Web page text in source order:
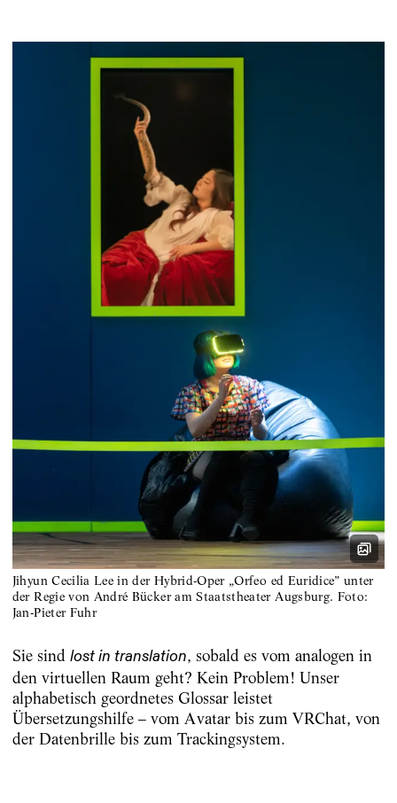
Jihyun Cecilia Lee in der Hybrid-Oper „Orfeo ed Euridice” unter
der Regie von André Bücker am Staatstheater Augsburg. Foto:
Jan-Pieter Fuhr
Sie sind lost in translation, sobald es vom analogen in
den virtuellen Raum geht? Kein Problem! Unser
alphabetisch geordnetes Glossar leistet
Übersetzungshilfe – vom Avatar bis zum VRChat, von
der Datenbrille bis zum Trackingsystem.